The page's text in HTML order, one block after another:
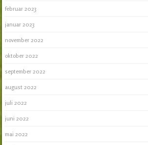
februar 2023
januar 2023
november 2022
oktober 2022
september 2022
august 2022
juli 2022
juni 2022
mai 2022